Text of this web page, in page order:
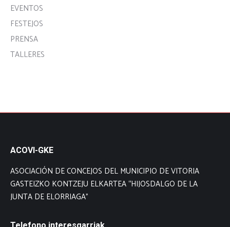
EVENTOS
FESTEJOS
PRENSA
TALLERES
ACOVI-GKE
ASOCIACIÓN DE CONCEJOS DEL MUNICIPIO DE VITORIA
GASTEIZKO KONTZEJU ELKARTEA “HIJOSDALGO DE LA
JUNTA DE ELORRIAGA”